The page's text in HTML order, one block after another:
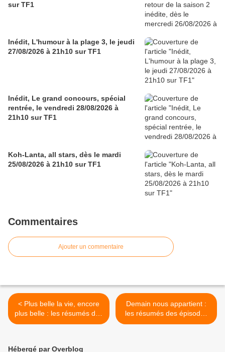
sur TF1
Inédit, L'humour à la plage 3, le jeudi
27/08/2026 à 21h10 sur TF1
Inédit, Le grand concours, spécial
rentrée, le vendredi 28/08/2026 à
21h10 sur TF1
Koh-Lanta, all stars, dès le mardi
25/08/2026 à 21h10 sur TF1
Commentaires
Ajouter un commentaire
< Plus belle la vie, encore
plus belle : les résumés des
épisodes du 05 au
Demain nous appartient :
les résumés des épisodes
du 05 au 09/02/2024 à
Hébergé par Overblog